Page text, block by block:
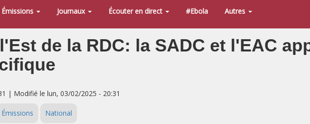
Émissions Journaux Écouter en direct #Ebola Autres
de la RDC: la SADC et l'EAC
| Modifié le lun, 03/02/2025 - 20:31
Émissions National